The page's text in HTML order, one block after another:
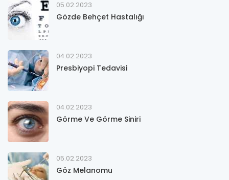
05.02.2023
Gözde Behçet Hastalığı
04.02.2023
Presbiyopi Tedavisi
04.02.2023
Görme Ve Görme Siniri
05.02.2023
Göz Melanomu